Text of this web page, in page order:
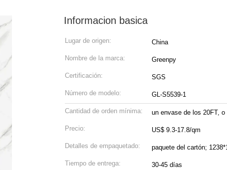
Informacion basica
Lugar de origen: China
Nombre de la marca: Greenpy
Certificación: SGS
Número de modelo: GL-S5539-1
Cantidad de orden mínima: un envase de los 20FT,
Precio: US$ 9.3-17.8/qm
Detalles de empaquetado: paquete del cartón;
Tiempo de entrega: 30-45 días